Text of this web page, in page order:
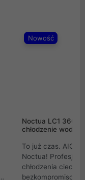
Nowość
Noctua LC1
chłodzenie wodne
To już czas. AIO
Noctua!
chłodzenia cieczą